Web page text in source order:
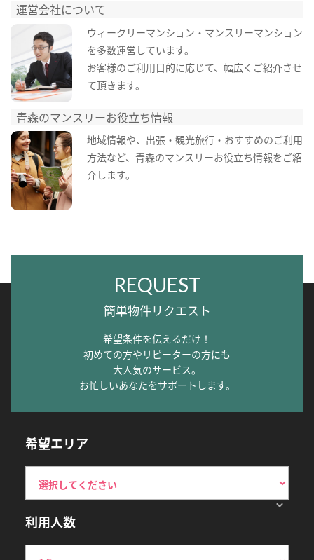
運営会社について
ウィークリーマンション・マンスリーマンション
を多数運営しています。
お客様のご利用目的に応じて、幅広くご紹介させ
て頂きます。
青森のマンスリーお役立ち情報
地域情報や、出張・観光旅行・おすすめのご利用
方法など、青森のマンスリーお役立ち情報をご紹
介します。
REQUEST
簡単物件リクエスト
希望条件を伝えるだけ！
初めての方やリピーターの方にも
大人気のサービス。
お忙しいあなたをサポートします。
希望エリア
利用人数